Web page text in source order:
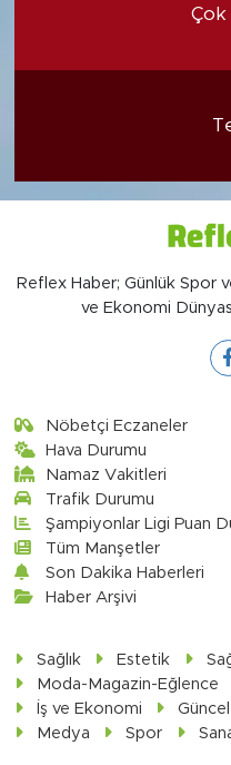
Çok
Reflex Haber; Günlük Spor
ve Ekonomi
Nöbetçi Eczaneler
Hava Durumu
Namaz Vakitleri
Trafik Durumu
Şampiyonlar Ligi Puan
Tüm Manşetler
Son Dakika Haberleri
Haber Arşivi
Sağlık Estetik
Moda-Magazin-Eğlence
İş ve Ekonomi
Güncel
Medya
Spor